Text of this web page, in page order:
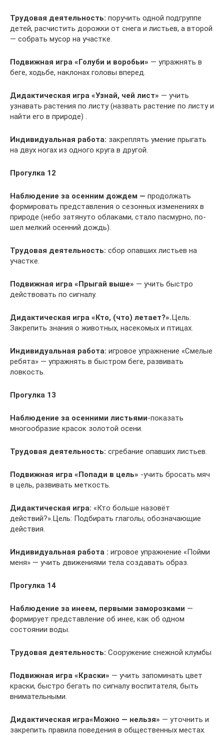
Трудовая деятельность: поручить одной подгруппе
детей, расчистить дорожки от снега и листьев, а второй
— собрать мусор на участке.
Подвижная игра «Голуби и воробьи» — упражнять в
беге, ходьбе, наклонах головы вперед.
Дидактическая игра «Узнай, чей лист» — учить
узнавать растения по листу (назвать растение по листу и
найти его в природе) .
Индивидуальная работа: закреплять умение прыгать
на двух ногах из одного круга в другой.
Прогулка 12
Наблюдение за осенним дождем — продолжать
формировать представления о сезонных измене­ниях в
природе (небо затянуто облаками, стало пасмурно, по­
шел мелкий осенний дождь).
Трудовая деятельность: сбор опавших листьев на
участке.
Подвижная игра «Прыгай выше» — учить быстро
действовать по сигналу.
Дидактическая игра «Кто, (что) летает?».Цель:
Закрепить знания о животных, насекомых и птицах.
Индивидуальная работа: игровое упражнение «Смелые
ребята» — упражнять в быстром беге, развивать
ловкость.
Прогулка 13
Наблюдение за осенними листьями-показать
многообразие красок золотой осени.
Трудовая деятельность: сгребание опавших листьев.
Подвижная игра «Попади в цель» -учить бросать мяч
в цель, развивать меткость.
Дидактическая игра: «Кто больше назовёт
действий?».Цель: Подбирать глаголы, обозначающие
действия.
Индивидуальная работа : игровое упражнение «Пойми
меня» — учить движениями тела создавать образ.
Прогулка 14
Наблюдение за инеем, первыми заморозками —
формирует представление об инее, как об одном
состоянии воды.
Трудовая деятельность: Сооружение снежной клумбы
Подвижная игра «Краски» — учить запоминать цвет
краски, быстро бегать по сигналу воспитателя, быть
внимательными.
Дидактическая игра«Можно — нельзя» — уточнить и
закрепить правила поведения в общественных местах.